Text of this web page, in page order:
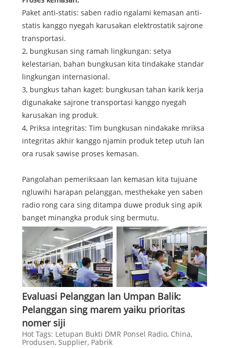
Paket anti-statis: saben radio ngalami kemasan anti-
statis kanggo nyegah karusakan elektrostatik sajrone
transportasi.
2, bungkusan sing ramah lingkungan: setya
kelestarian, bahan bungkusan kita tindakake standar
lingkungan internasional.
3, bungkus tahan kaget: bungkusan tahan karik kerja
digunakake sajrone transportasi kanggo nyegah
karusakan ing produk.
4, Priksa integritas: Tim bungkusan nindakake mriksa
integritas akhir kanggo njamin produk tetep utuh lan
ora rusak sawise proses kemasan.
Pangolahan pemeriksaan lan kemasan kita tujuane
ngluwihi harapan pelanggan, mesthekake yen saben
radio rong cara sing ditampa duwe produk sing apik
banget minangka produk sing bermutu.
Evaluasi Pelanggan lan Umpan Balik:
Pelanggan sing marem yaiku prioritas
nomer siji
Hot Tags: Letupan Bukti DMR Ponsel Radio, China,
Produsen, Supplier, Pabrik